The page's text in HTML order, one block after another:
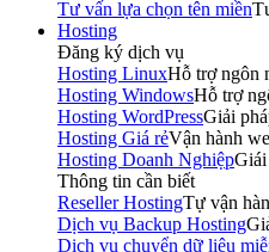
Tư vấn lựa chọn tên miền
Hosting
Đăng ký dịch vụ
Hosting LinuxHỗ trợ ngôn
Hosting WindowsHỗ trợ
Hosting WordPressGiải
Hosting Giá rẻVận hành
Hosting Doanh NghiệpGiái
Thông tin cần biết
Reseller HostingTự vận
Dịch vụ Backup Hosting
Dịch vụ chuyển dữ liệu